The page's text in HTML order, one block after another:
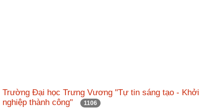
Trường Đại học Trưng Vương "Tự tin sáng tạo - Khởi
nghiệp thành công"
1106